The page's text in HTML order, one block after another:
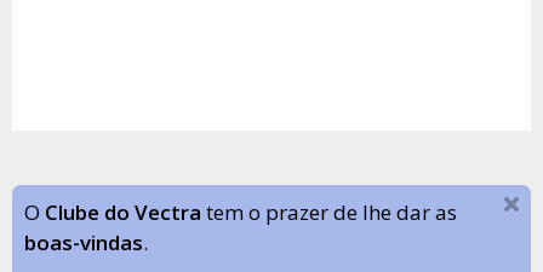
O Clube do Vectra tem o prazer de lhe dar as
boas-vindas.